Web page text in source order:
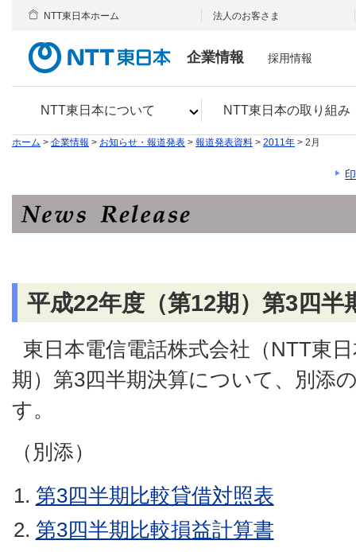
企業情報
NTT東日本について NTT東日本の取り組み
NTT東日本ホーム 法人のお客さま
採用情報
ホーム > 企業情報 > お知らせ・報道発表 > 報道発表資料 > 2011年 > 2月
平成22年度（第12期）第3四半
東日本電信電話株式会社（NTT東
期）第3四半期決算について、別添
す。
（別添）
第3四半期比較貸借対照表
第3四半期比較損益計算書